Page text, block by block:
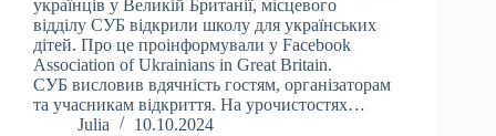
українців у Великій Британії, місцевого
відділу СУБ відкрили школу для українських
дітей. Про це проінформували у Facebook
Association of Ukrainians in Great Britain.
СУБ висловив вдячність гостям, організаторам
та учасникам відкриття. На урочистостях…
Julia
10.10.2024